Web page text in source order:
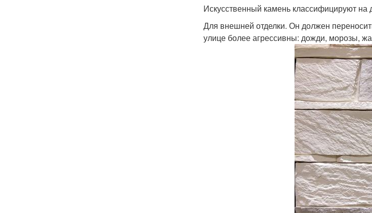
Искусственный камень классифицируют на
Для внешней отделки. Он должен
улице более агрессивны: дожди, морозы,